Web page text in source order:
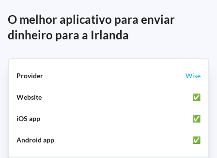
O melhor aplicativo para enviar
dinheiro para a Irlanda
Wise
✅
✅
✅